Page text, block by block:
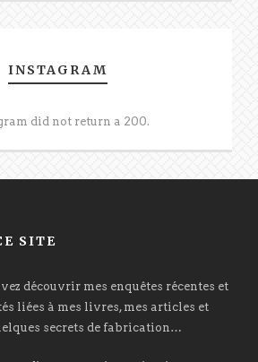
INSTAGRAM
did not return a 200.
SITE
découvrir mes enquêtes récentes et
liées à mes livres, mes articles et
secrets de fabrication…